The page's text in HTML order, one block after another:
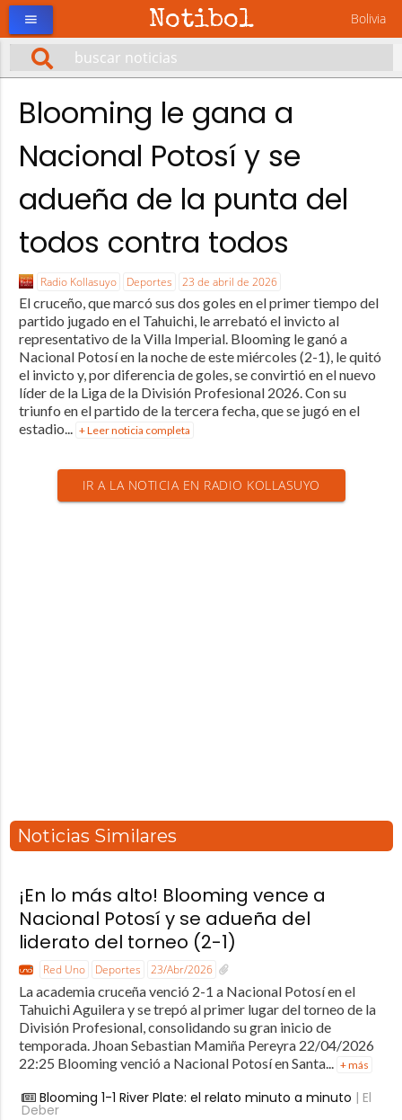
Notibol Bolivia
menu
Blooming le gana a
Nacional Potosí y se
adueña de la punta del
todos contra todos
Radio Kollasuyo Deportes 23 de abril de 2026
El cruceño, que marcó sus dos goles en el primer tiempo del
partido jugado en el Tahuichi, le arrebató el invicto al
representativo de la Villa Imperial. Blooming le ganó a
Nacional Potosí en la noche de este miércoles (2-1), le quitó
el invicto y, por diferencia de goles, se convirtió en el nuevo
líder de la Liga de la División Profesional 2026. Con su
triunfo en el partido de la tercera fecha, que se jugó en el
estadio... + Leer noticia completa
IR A LA NOTICIA EN RADIO KOLLASUYO
Noticias Similares
¡En lo más alto! Blooming vence a
Nacional Potosí y se adueña del
liderato del torneo (2-1)
Red Uno Deportes 23/Abr/2026
La academia cruceña venció 2-1 a Nacional Potosí en el
Tahuichi Aguilera y se trepó al primer lugar del torneo de la
División Profesional, consolidando su gran inicio de
temporada. Jhoan Sebastian Mamiña Pereyra 22/04/2026
22:25 Blooming venció a Nacional Potosí en Santa... + más
Blooming 1-1 River Plate: el relato minuto a minuto | El
Deber